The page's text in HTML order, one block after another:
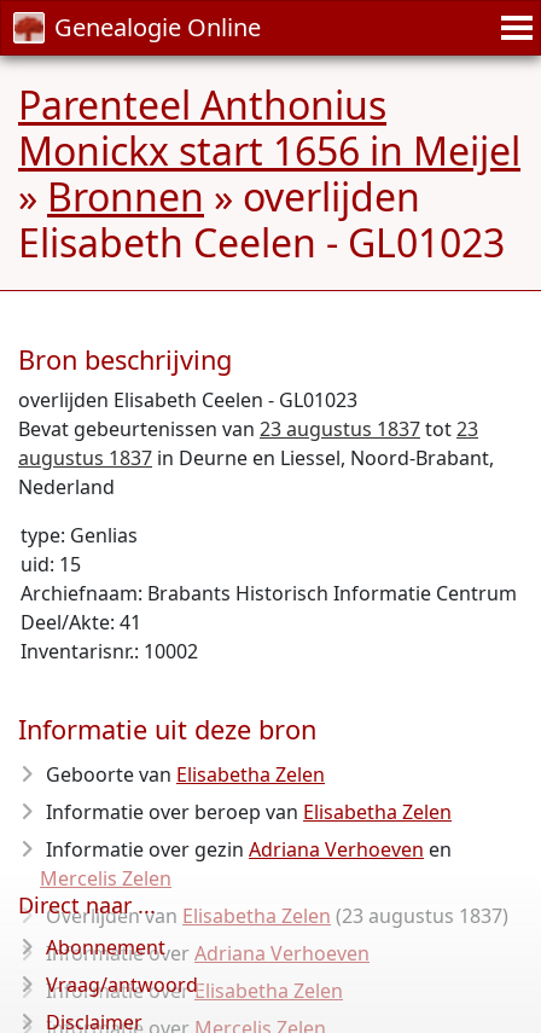
Genealogie Online
Parenteel Anthonius
Monickx start 1656 in Meijel
» Bronnen » overlijden
Elisabeth Ceelen - GL01023
Bron beschrijving
overlijden Elisabeth Ceelen - GL01023
Bevat gebeurtenissen van 23 augustus 1837tot23
augustus 1837 in Deurne en Liessel, Noord-Brabant,
Nederland
type: Genlias
uid: 15
Archiefnaam: Brabants Historisch Informatie Centrum
Deel/Akte: 41
Inventarisnr.: 10002
Informatie uit deze bron
Geboorte van Elisabetha Zelen
Informatie over beroep van Elisabetha Zelen
Informatie over gezin Adriana Verhoeven en
Mercelis Zelen
Overlijden van Elisabetha Zelen (23 augustus 1837)
Informatie overAdriana Verhoeven
Informatie overElisabetha Zelen
Direct naar ...
Abonnement
Vraag/antwoord
Disclaimer